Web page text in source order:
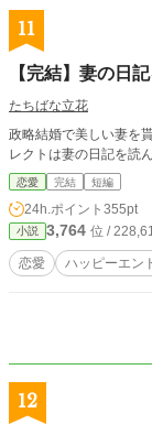
11
【完結】妻の日
たちばな立花
政略結婚で美しい妻を
レクトは妻の日記を読
恋愛 完結 短編
24h.ポイント 355pt
小説 3,764 位 /
恋愛 ハッピーエン
12